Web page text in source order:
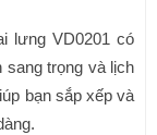
lưng VD0201 có
sang trọng và lịch
bạn sắp xếp và